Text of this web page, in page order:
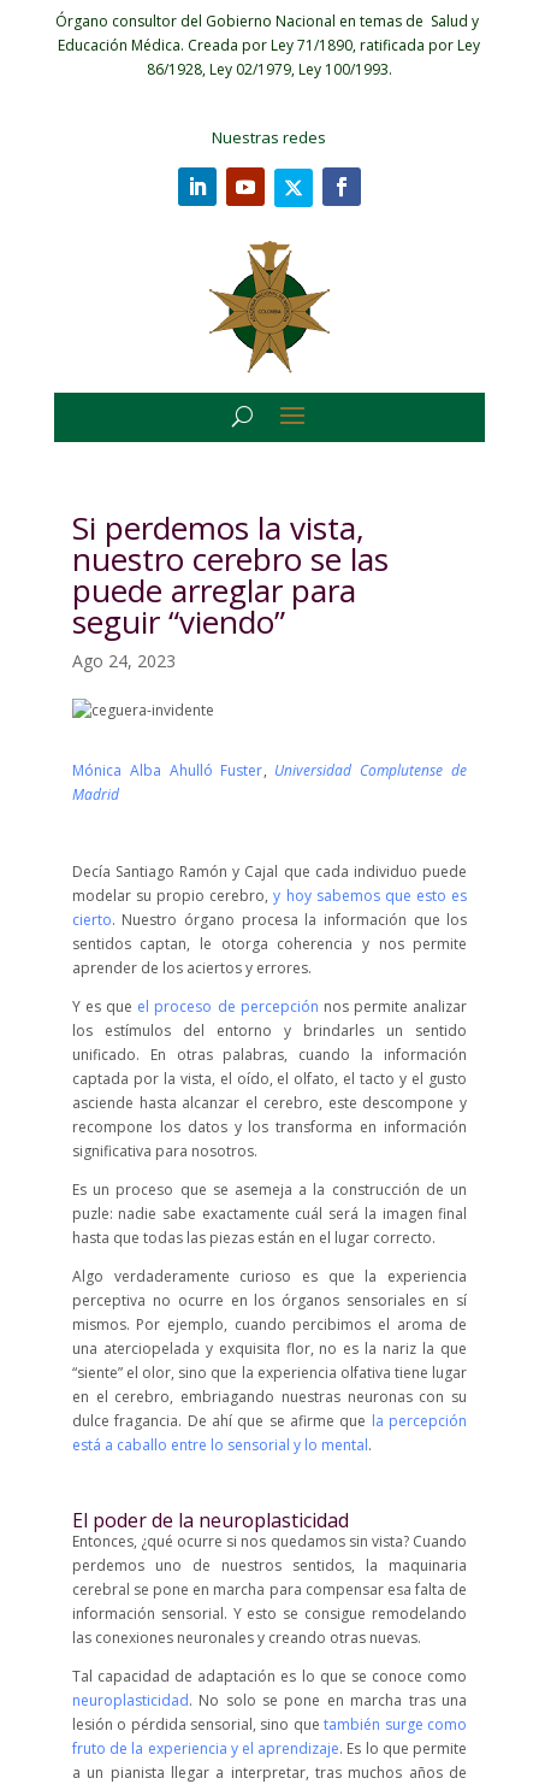
Órgano consultor del Gobierno Nacional en temas de Salud y
Educación Médica. Creada por Ley 71/1890, ratificada por Ley
86/1928, Ley 02/1979, Ley 100/1993.
Nuestras redes
Si perdemos la vista,
nuestro cerebro se las
puede arreglar para
seguir “viendo”
Ago 24, 2023
Mónica Alba Ahulló Fuster, Universidad Complutense de
Madrid
Decía Santiago Ramón y Cajal que cada individuo puede
modelar su propio cerebro,y hoy sabemos que esto es
cierto. Nuestro órgano procesa la información que los
sentidos captan, le otorga coherencia y nos permite
aprender de los aciertos y errores.
Y es que el proceso de percepción nos permite analizar
los estímulos del entorno y brindarles un sentido
unificado. En otras palabras, cuando la información
captada por la vista, el oído, el olfato, el tacto y el gusto
asciende hasta alcanzar el cerebro, este descompone y
recompone los datos y los transforma en información
significativa para nosotros.
Es un proceso que se asemeja a la construcción de un
puzle: nadie sabe exactamente cuál será la imagen final
hasta que todas las piezas están en el lugar correcto.
Algo verdaderamente curioso es que la experiencia
perceptiva no ocurre en los órganos sensoriales en sí
mismos. Por ejemplo, cuando percibimos el aroma de
una aterciopelada y exquisita flor, no es la nariz la que
“siente” el olor, sino que la experiencia olfativa tiene lugar
en el cerebro, embriagando nuestras neuronas con su
dulce fragancia. De ahí que se afirme que la percepción
está a caballo entre lo sensorial y lo mental.
El poder de la neuroplasticidad
Entonces, ¿qué ocurre si nos quedamos sin vista? Cuando
perdemos uno de nuestros sentidos, la maquinaria
cerebral se pone en marcha para compensar esa falta de
información sensorial. Y esto se consigue remodelando
las conexiones neuronales y creando otras nuevas.
Tal capacidad de adaptación es lo que se conoce como
neuroplasticidad. No solo se pone en marcha tras una
lesión o pérdida sensorial, sino quetambién surge como
fruto de la experiencia y el aprendizaje. Es lo que permite
a un pianista llegar a interpretar, tras muchos años de